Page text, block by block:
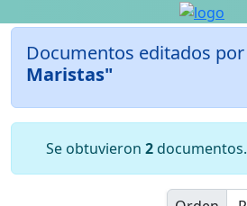
Documentos editados por
Maristas"
Se obtuvieron 2documentos.